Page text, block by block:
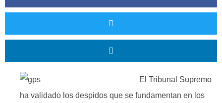
El Tribunal Supremo
ha validado los despidos que se fundamentan en los